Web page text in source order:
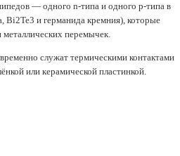
— одного n-типа и одного p-типа в
Bi2Te3 и германида кремния), которые
перемычек.
служат термическими контактами
или керамической пластинкой.